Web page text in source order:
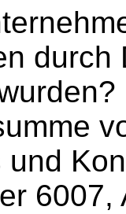
durch
und